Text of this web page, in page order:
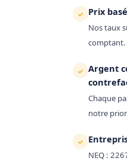
✓ Prix
Nos taux
comptant.
✓ Argent
Chaque
notre
✓
NEQ :